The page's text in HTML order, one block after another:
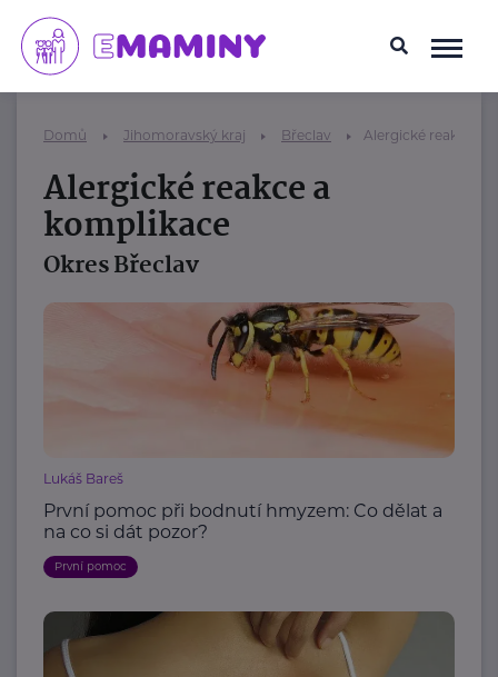
Domů Jihomoravský kraj Břeclav Alergické reakce a
Alergické reakce a
komplikace
Okres Břeclav
Lukáš Bareš
První pomoc při bodnutí hmyzem: Co dělat a
na co si dát pozor?
První pomoc